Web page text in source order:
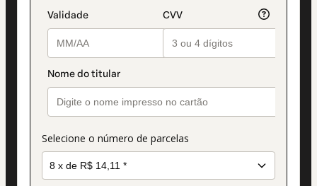
Selecione o número de parcelas